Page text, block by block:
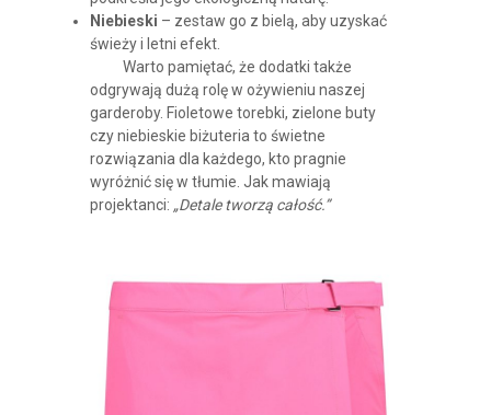
Niebieski – zestaw go z bielą, aby uzyskać
świeży i letni efekt.
Warto pamiętać, że dodatki także
odgrywają dużą rolę w ożywieniu naszej
garderoby. Fioletowe torebki, zielone buty
czy niebieskie biżuteria to świetne
rozwiązania dla każdego, kto pragnie
wyróżnić się w tłumie. Jak mawiają
projektanci: „Detale tworzą całość.”